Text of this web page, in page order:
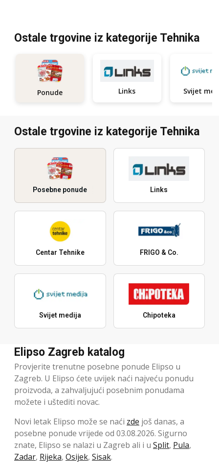
Ostale trgovine iz kategorije Tehnika
Ponude Links
Ostale trgovine iz kategorije Tehnika
Posebne ponude Links
Centar Tehnike FRIGO & Co.
Svijet medija Chipoteka
Elipso Zagreb katalog
Provjerite trenutne posebne ponude Elipso u
Zagreb. U Elipso ćete uvijek naći najveću ponudu
proizvoda, a zahvaljujući posebnim ponudama
možete i uštediti novac.
Novi letak Elipso može se naći zde još danas, a
posebne ponude vrijede od 03.08.2026. Sigurno
znate, Elipso se nalazi u Zagreb ali i u Split, Pula,
Zadar, Rijeka, Osijek, Sisak.